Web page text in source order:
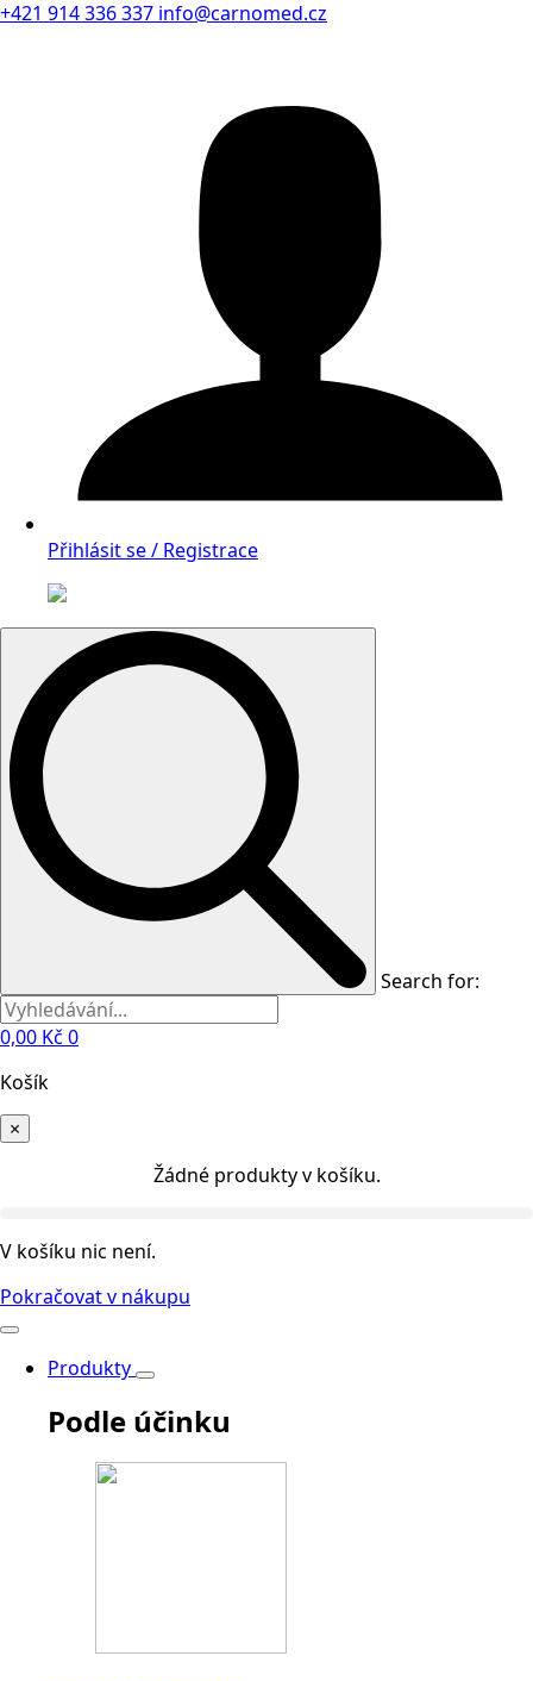
+421 914 336 337 info@carnomed.cz
Přihlásit se / Registrace
Search for:
0,00 Kč 0
Košík
×
Žádné produkty v košíku.
V košíku nic není.
Pokračovat v nákupu
Produkty
Podle účinku